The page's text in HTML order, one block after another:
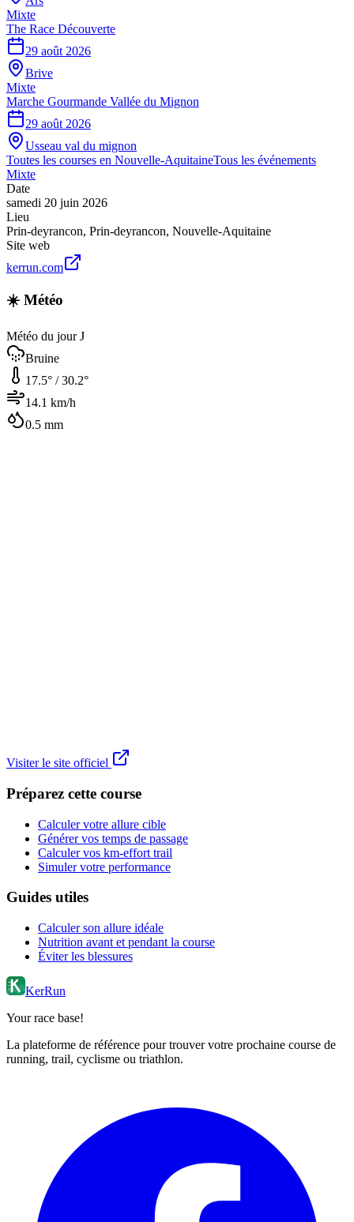
Mixte
The Race Découverte
29 août 2026
Brive
Mixte
Marche Gourmande Vallée du Mignon
29 août 2026
Usseau val du mignon
Toutes les courses en Nouvelle-AquitaineTous les événements
Mixte
Date
samedi 20 juin 2026
Lieu
Prin-deyrancon, Prin-deyrancon, Nouvelle-Aquitaine
Site web
kerrun.com
☀️ Météo
Météo du jour J
Bruine
17.5° /30.2°
14.1 km/h
0.5 mm
Visiter le site officiel
Préparez cette course
Calculer votre allure cible
Générer vos temps de passage
Calculer vos km-effort trail
Simuler votre performance
Guides utiles
Calculer son allure idéale
Nutrition avant et pendant la course
Éviter les blessures
KerRun
Your race base!
La plateforme de référence pour trouver votre prochaine course de
running, trail, cyclisme ou triathlon.